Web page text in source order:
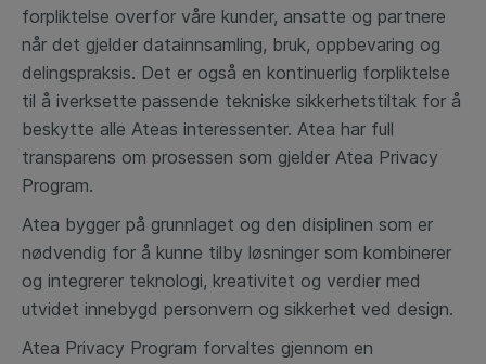
forpliktelse overfor våre kunder, ansatte og partnere
når det gjelder datainnsamling, bruk, oppbevaring og
delingspraksis. Det er også en kontinuerlig forpliktelse
til å iverksette passende tekniske sikkerhetstiltak for å
beskytte alle Ateas interessenter. Atea har full
transparens om prosessen som gjelder Atea Privacy
Program.
Atea bygger på grunnlaget og den disiplinen som er
nødvendig for å kunne tilby løsninger som kombinerer
og integrerer teknologi, kreativitet og verdier med
utvidet innebygd personvern og sikkerhet ved design.
Atea Privacy Program forvaltes gjennom en